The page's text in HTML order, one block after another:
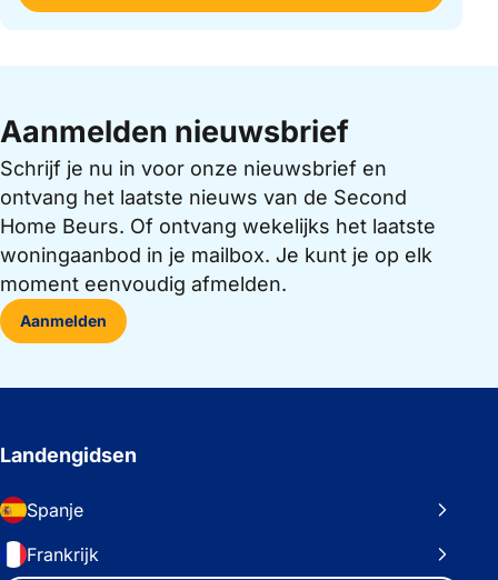
Aanmelden nieuwsbrief
Schrijf je nu in voor onze nieuwsbrief en
ontvang het laatste nieuws van de Second
Home Beurs. Of ontvang wekelijks het laatste
woningaanbod in je mailbox. Je kunt je op elk
moment eenvoudig afmelden.
Aanmelden
Landengidsen
Spanje
Frankrijk